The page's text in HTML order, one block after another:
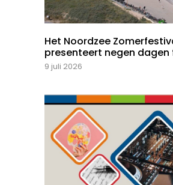
Het Noordzee
presenteert negen dagen
9 juli 2026